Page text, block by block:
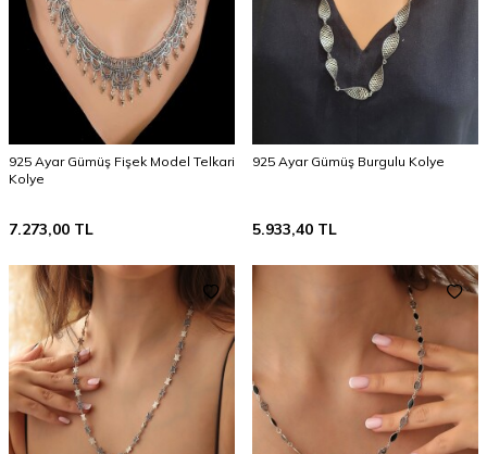
925 Ayar Gümüş Fişek Model Telkari
Kolye
7.273,00 TL
925 Ayar Gümüş Burgulu Kolye
5.933,40 TL